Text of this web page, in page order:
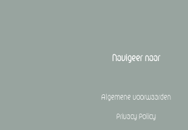
Navigeer naar
Algemene voorwaarden
Privacy Policy